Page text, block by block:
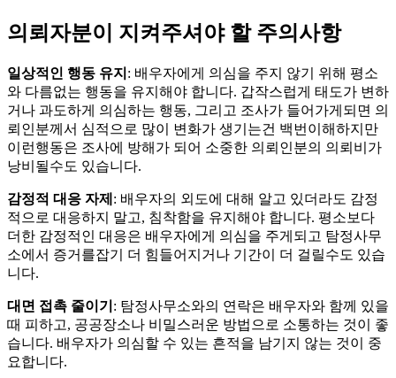
의뢰자분이 지켜주셔야 할 주의사항
일상적인 행동 유지 : 배우자에게 의심을 주지 않기 위해 평소
와 다름없는 행동을 유지해야 합니다. 갑작스럽게 태도가 변하
거나 과도하게 의심하는 행동, 그리고 조사가 들어가게되면 의
뢰인분께서 심적으로 많이 변화가 생기는건 백번이해하지만
이런행동은 조사에 방해가 되어 소중한 의뢰인분의 의뢰비가
낭비될수도 있습니다.
감정적 대응 자제 : 배우자의 외도에 대해 알고 있더라도 감정
적으로 대응하지 말고, 침착함을 유지해야 합니다. 평소보다
더한 감정적인 대응은 배우자에게 의심을 주게되고 탐정사무
소에서 증거를잡기 더 힘들어지거나 기간이 더 걸릴수도 있습
니다.
대면 접촉 줄이기 : 탐정사무소와의 연락은 배우자와 함께 있을
때 피하고, 공공장소나 비밀스러운 방법으로 소통하는 것이 좋
습니다. 배우자가 의심할 수 있는 흔적을 남기지 않는 것이 중
요합니다.